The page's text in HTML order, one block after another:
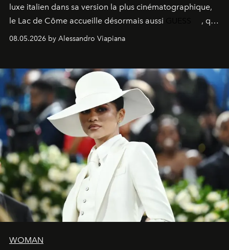
luxe italien dans sa version la plus cinématographique,
le Lac de Côme accueille désormais aussi
, qui
fragrances. L’une des opérations de style les plus
08.05.2026 by Alessandro Viapiana
WOMAN